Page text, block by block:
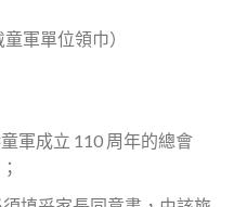
軍單位領巾）
軍成立 110 周年的總會